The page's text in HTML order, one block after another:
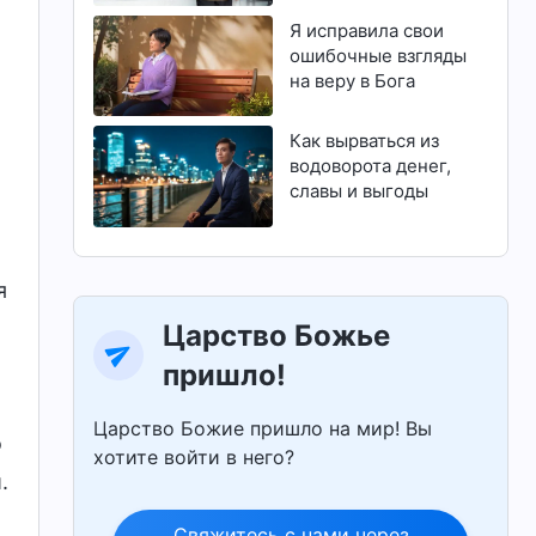
магистратуру
Я исправила свои
ошибочные взгляды
на веру в Бога
Как вырваться из
водоворота денег,
славы и выгоды
Царство Божье
пришло!
Царство Божие пришло на мир! Вы
хотите войти в него?